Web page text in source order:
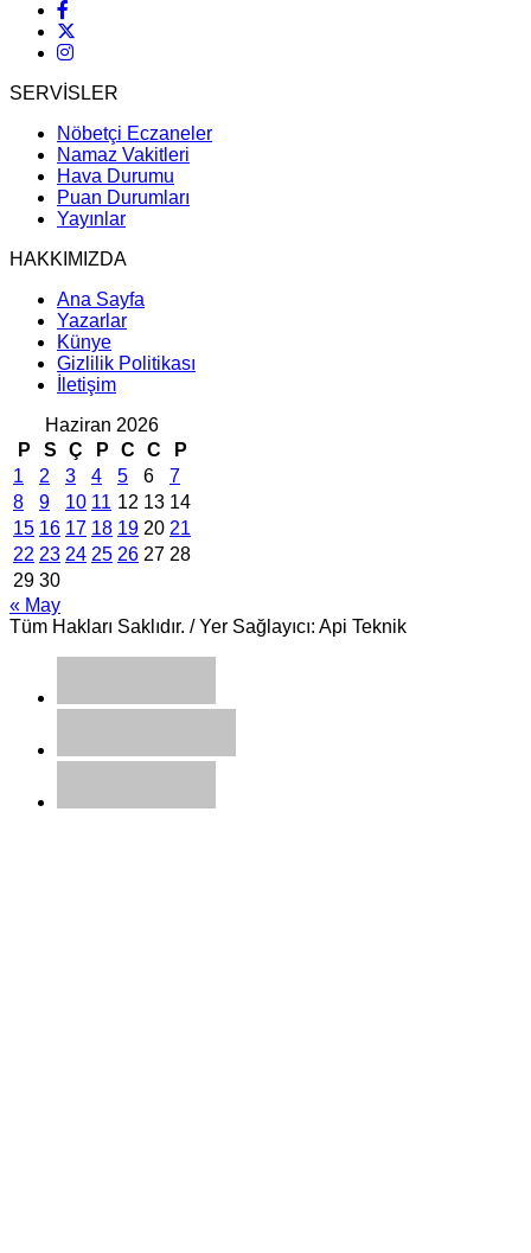
SERVİSLER
Nöbetçi Eczaneler
Namaz Vakitleri
Hava Durumu
Puan Durumları
Yayınlar
HAKKIMIZDA
Ana Sayfa
Yazarlar
Künye
Gizlilik Politikası
İletişim
Haziran 2026
P
S Ç P C C
P
1
2 3 4 5 6
7
8
9 10 11 12 13 14
15 16 17 18 19 20 21
22 23 24 25 26 27 28
29 30
« May
Tüm Hakları Saklıdır. / Yer Sağlayıcı: Api Teknik